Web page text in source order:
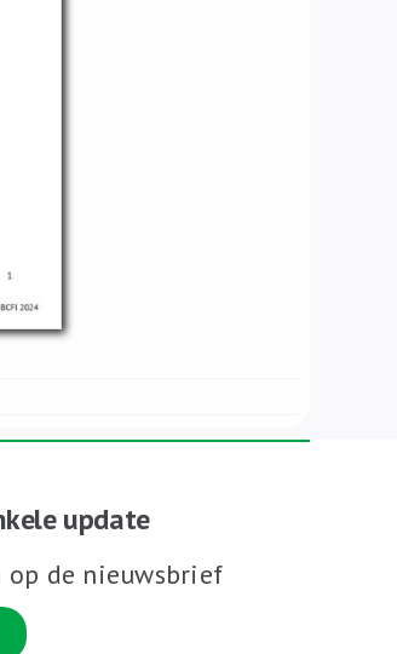
update
de nieuwsbrief